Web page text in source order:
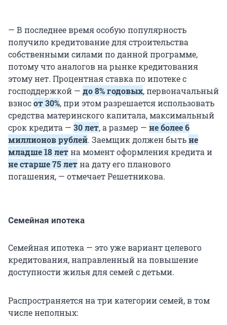
— В последнее время особую популярность
получило кредитование для строительства
собственными силами по данной программе,
потому что аналогов на рынке кредитования
этому нет. Процентная ставка по ипотеке с
господдержкой — до 8% годовых, первоначальный
взносот 30%, при этом разрешается использовать
средства материнского капитала, максимальный
срок кредита — 30 лет, а размер — не более 6
миллионов рублей. Заемщик должен бытьне
младше 18 летна момент оформления кредита и
не старше 75 летна дату его планового
погашения, — отмечает Решетникова.
Семейная ипотека
Семейная ипотека — это уже вариант целевого
кредитования, направленный на повышение
доступности жилья для семей с детьми.
Распространяется на три категории семей, в том
числе неполных: